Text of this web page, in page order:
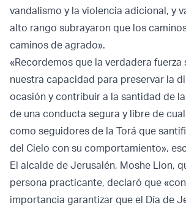
vandalismo y la violencia adicional, y
alto rango subrayaron que los
caminos de agrado».
«Recordemos que la verdadera fuerza
nuestra capacidad para preservar la
ocasión y contribuir a la santidad de
de una conducta segura y libre de
como seguidores de la Torá que
del Cielo con su comportamiento»,
El alcalde de Jerusalén, Moshe Lion,
persona practicante, declaró que
importancia garantizar que el Día de